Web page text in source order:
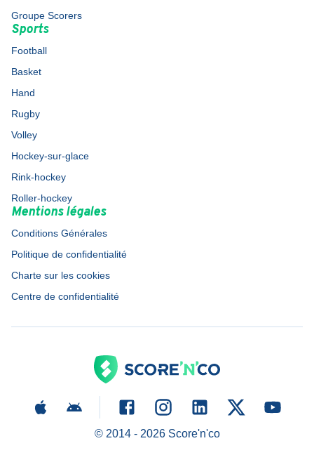
Groupe Scorers
Sports
Football
Basket
Hand
Rugby
Volley
Hockey-sur-glace
Rink-hockey
Roller-hockey
Mentions légales
Conditions Générales
Politique de confidentialité
Charte sur les cookies
Centre de confidentialité
© 2014 - 2026Score'n'co